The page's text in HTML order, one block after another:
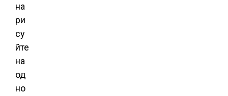
на
ри
су
йте
на
од
но